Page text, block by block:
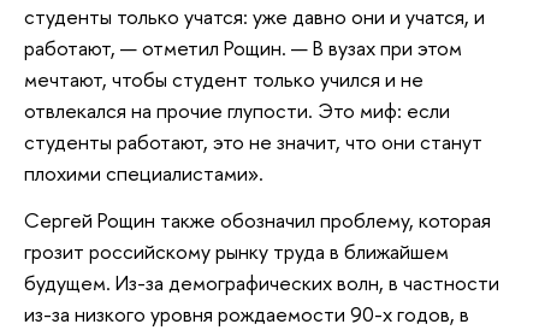
студенты только учатся: уже давно они и учатся, и
работают, — отметил Рощин. — В вузах при этом
мечтают, чтобы студент только учился и не
отвлекался на прочие глупости. Это миф: если
студенты работают, это не значит, что они станут
плохими специалистами».
Сергей Рощин также обозначил проблему, которая
грозит российскому рынку труда в ближайшем
будущем. Из-за демографических волн, в частности
из-за низкого уровня рождаемости 90-х годов, в